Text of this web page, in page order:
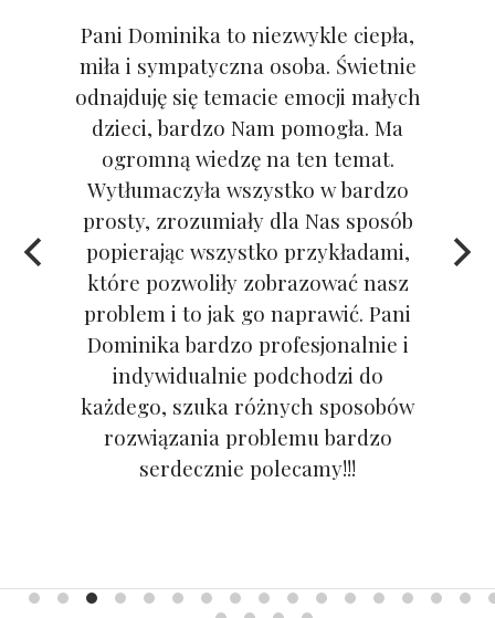
Pani Dominika to niezwykle ciepła,
miła i sympatyczna osoba. Świetnie
odnajduję się temacie emocji małych
dzieci, bardzo Nam pomogła. Ma
ogromną wiedzę na ten temat.
Wytłumaczyła wszystko w bardzo
prosty, zrozumiały dla Nas sposób
popierając wszystko przykładami,
które pozwoliły zobrazować nasz
problem i to jak go naprawić. Pani
Dominika bardzo profesjonalnie i
indywidualnie podchodzi do
każdego, szuka różnych sposobów
rozwiązania problemu bardzo
serdecznie polecamy!!!